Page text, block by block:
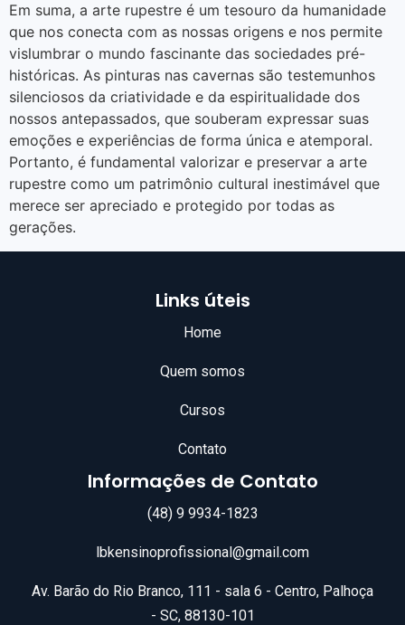
Em suma, a arte rupestre é um tesouro da humanidade
que nos conecta com as nossas origens e nos permite
vislumbrar o mundo fascinante das sociedades pré-
históricas. As pinturas nas cavernas são testemunhos
silenciosos da criatividade e da espiritualidade dos
nossos antepassados, que souberam expressar suas
emoções e experiências de forma única e atemporal.
Portanto, é fundamental valorizar e preservar a arte
rupestre como um patrimônio cultural inestimável que
merece ser apreciado e protegido por todas as
gerações.
Links úteis
Home
Quem somos
Cursos
Contato
Informações de Contato
(48) 9 9934-1823
lbkensinoprofissional@gmail.com
Av. Barão do Rio Branco, 111 - sala 6 - Centro, Palhoça
- SC, 88130-101